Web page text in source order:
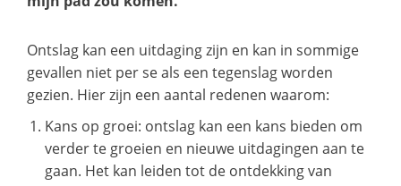
Ontslag kan een uitdaging zijn en kan in sommige
gevallen niet per se als een tegenslag worden
gezien. Hier zijn een aantal redenen waarom:
Kans op groei: ontslag kan een kans bieden om
verder te groeien en nieuwe uitdagingen aan te
gaan. Het kan leiden tot de ontdekking van